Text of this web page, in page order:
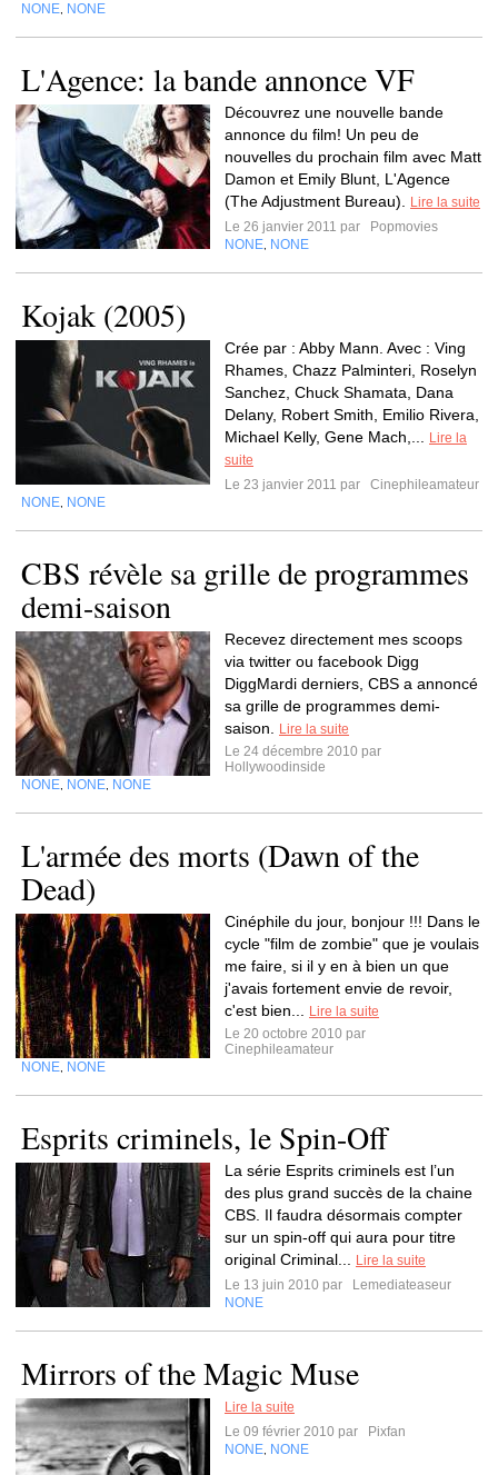
NONE NONE
L'Agence: la bande annonce VF
Découvrez une nouvelle bande
annonce du film! Un peu de
nouvelles du prochain film avec Matt
Damon et Emily Blunt, L'Agence
(The Adjustment Bureau).
Lire la suite
Le 26 janvier 2011 par
Popmovies
NONE NONE
Kojak (2005)
Crée par : Abby Mann. Avec : Ving
Rhames, Chazz Palminteri, Roselyn
Sanchez, Chuck Shamata, Dana
Delany, Robert Smith, Emilio Rivera,
Michael Kelly, Gene Mach,...
Lire la
suite
Le 23 janvier 2011 par
Cinephileamateur
NONE NONE
CBS révèle sa grille de programmes
demi-saison
Recevez directement mes scoops
via twitter ou facebook Digg
DiggMardi derniers, CBS a annoncé
sa grille de programmes demi-
saison.
Lire la suite
Le 24 décembre 2010 par
Hollywoodinside
NONE NONE NONE
L'armée des morts (Dawn of the
Dead)
Cinéphile du jour, bonjour !!! Dans le
cycle "film de zombie" que je voulais
me faire, si il y en à bien un que
j'avais fortement envie de revoir,
c'est bien...
Lire la suite
Le 20 octobre 2010 par
Cinephileamateur
NONE NONE
Esprits criminels, le Spin-Off
La série Esprits criminels est l’un
des plus grand succès de la chaine
CBS. Il faudra désormais compter
sur un spin-off qui aura pour titre
original Criminal...
Lire la suite
Le 13 juin 2010 par
Lemediateaseur
NONE
Mirrors of the Magic Muse
Lire la suite
Le 09 février 2010 par
Pixfan
NONE NONE